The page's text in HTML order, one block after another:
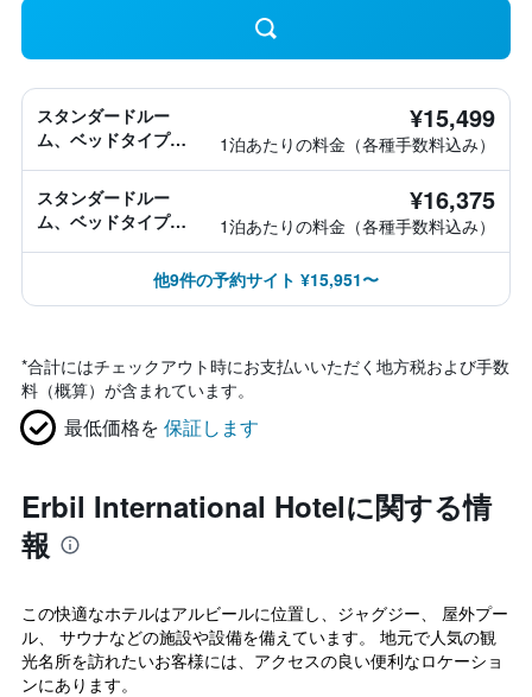
スタンダードルー
ム、ベッドタイプ情
¥15,499
1泊あたりの料金（各種手数料込み）
スタンダードルー
ム、ベッドタイプ情
¥16,375
1泊あたりの料金（各種手数料込み）
他9件の予約サイト ¥15,951〜
*合計にはチェックアウト時にお支払いいただく地方税および手数
料（概算）が含まれています。
最低価格を 保証します
Erbil International Hotelに関する情
報
この快適なホテルはアルビールに位置し、ジャグジー、 屋外プー
ル、 サウナなどの施設や設備を備えています。 地元で人気の観
光名所を訪れたいお客様には、アクセスの良い便利なロケーショ
ンにあります。